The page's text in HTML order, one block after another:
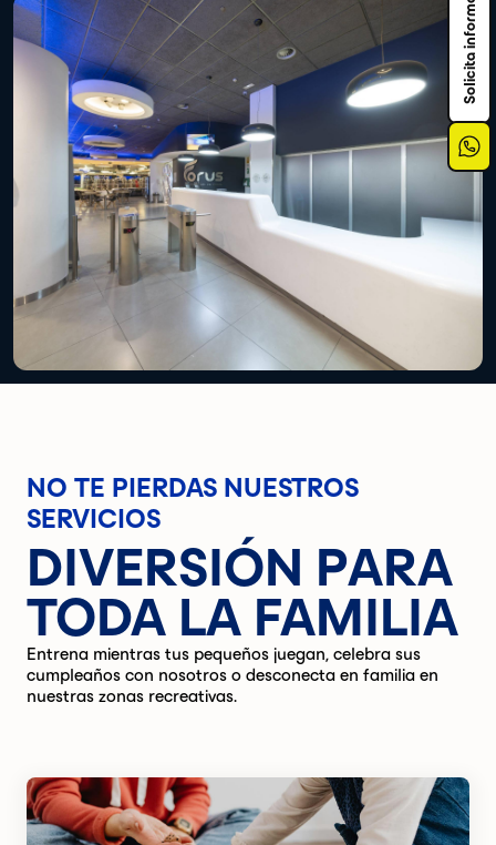
NO TE PIERDAS NUESTROS
SERVICIOS
DIVERSIÓN PARA
TODA LA FAMILIA
Entrena mientras tus pequeños juegan, celebra sus
cumpleaños con nosotros o desconecta en familia en
nuestras zonas recreativas.
Solicita información